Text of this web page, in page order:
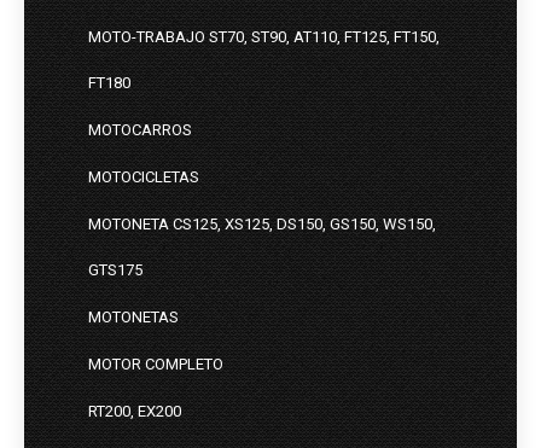
MOTO-TRABAJO ST70, ST90, AT110, FT125, FT150,
FT180
MOTOCARROS
MOTOCICLETAS
MOTONETA CS125, XS125, DS150, GS150, WS150,
GTS175
MOTONETAS
MOTOR COMPLETO
RT200, EX200